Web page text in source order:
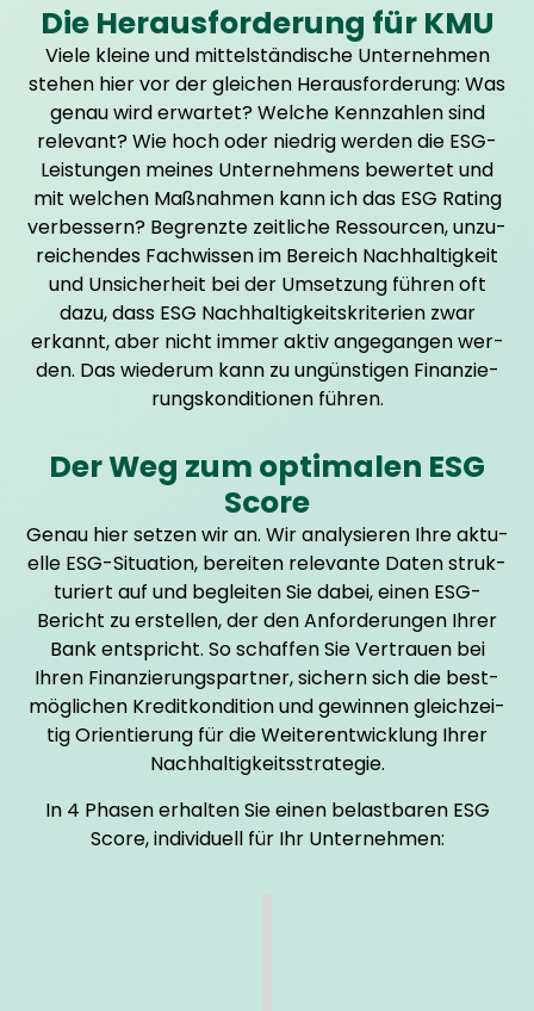
Die Herausforderung für KMU
Vie­le klei­ne und mit­tel­stän­di­sche Unter­neh­men
ste­hen hier vor der glei­chen Her­aus­for­de­rung: Was
genau wird erwar­tet? Wel­che Kenn­zah­len sind
rele­vant? Wie hoch oder nied­rig wer­den die ESG-
Leis­tun­gen mei­nes Unter­neh­mens bewer­tet und
mit wel­chen Maß­nah­men kann ich das ESG Rating
ver­bes­sern? Begrenz­te zeit­li­che Res­sour­cen, unzu­
rei­chen­des Fach­wis­sen im Bereich Nach­hal­tig­keit
und Unsi­cher­heit bei der Umset­zung füh­ren oft
dazu, dass ESG Nach­hal­tig­keits­kri­te­ri­en zwar
erkannt, aber nicht immer aktiv ange­gan­gen wer­
den. Das wie­der­um kann zu ungüns­ti­gen Finan­zie­
rungs­kon­di­tio­nen füh­ren.
Der Weg zum optimalen ESG
Score
Genau hier set­zen wir an. Wir ana­ly­sie­ren Ihre aktu­
el­le ESG-Situa­ti­on, berei­ten rele­van­te Daten struk­
tu­riert auf und beglei­ten Sie dabei, einen ESG-
Bericht zu erstel­len, der den Anfor­de­run­gen Ihrer
Bank ent­spricht. So schaf­fen Sie Ver­trau­en bei
Ihren Finan­zie­rungs­part­ner, sichern sich die best­
mög­li­chen Kre­dit­kon­di­ti­on und gewin­nen gleich­zei­
tig Ori­en­tie­rung für die Wei­ter­ent­wick­lung Ihrer
Nach­hal­tig­keits­stra­te­gie.
In 4 Pha­sen erhal­ten Sie einen belast­ba­ren ESG
Score, indi­vi­du­ell für Ihr Unter­neh­men: